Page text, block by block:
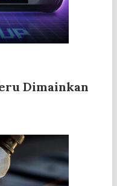
Dimainkan